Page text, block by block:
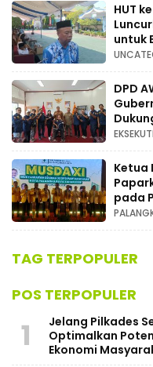
HUT
untuk
DPD
Ketua
pada
TAG TERPOPULER
POS TERPOPULER
1
Jelang Pilkades
Optimalkan
Ekonomi